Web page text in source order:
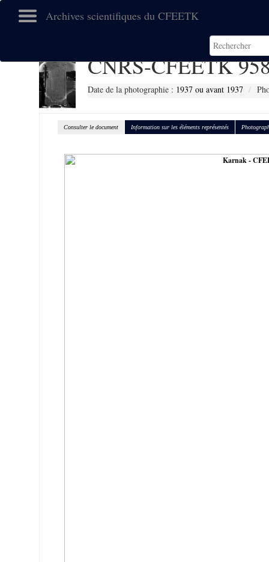
Archives scientifiques du CFEETK
CNRS-CFEETK
Date de la photographie : 1937 ou avant 1937
Consulter le document Information sur les éléments représentés